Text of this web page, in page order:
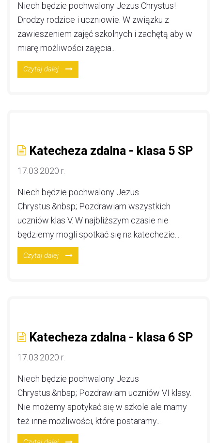
Niech będzie pochwalony Jezus Chrystus!
Drodzy rodzice i uczniowie. W związku z
zawieszeniem zajęć szkolnych i zachętą aby w
miarę możliwości zajęcia...
Czytaj dalej
Katecheza zdalna - klasa 5 SP
17.03.2020 r.
Niech będzie pochwalony Jezus
Chrystus.&nbsp; Pozdrawiam wszystkich
uczniów klas V. W najbliższym czasie nie
będziemy mogli spotkać się na katechezie...
Czytaj dalej
Katecheza zdalna - klasa 6 SP
17.03.2020 r.
Niech będzie pochwalony Jezus
Chrystus.&nbsp; Pozdrawiam uczniów VI klasy.
Nie możemy spotykać się w szkole ale mamy
też inne możliwości, które postaramy...